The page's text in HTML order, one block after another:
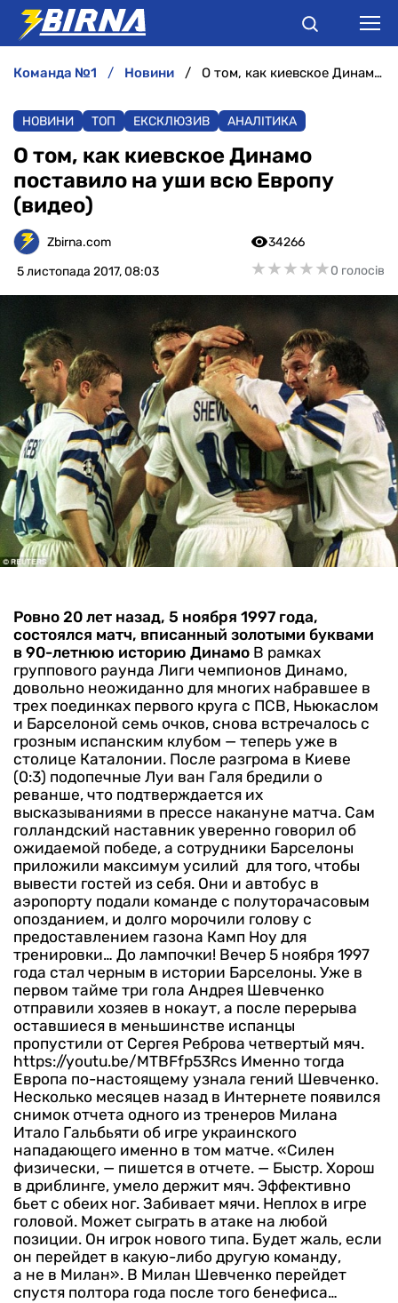
АНАЛІТИКА
ІНТЕРВ'Ю
РІЗНЕ
БУКМЕКЕРИ
команда №1 новини О том, как киевское Динамо поставило на уши всю Европу (видео)
НОВИНИ ТОП ЕКСКЛЮЗИВ АНАЛІТИКА
О том, как киевское Динамо
поставило на уши всю Европу
(видео)
Zbirna.com
5 листопада 2017, 08:03
34266
★★★★★
★★★★★0 голосів
Ровно 20 лет назад, 5 ноября 1997 года,
состоялся матч, вписанный золотыми буквами
в 90-летнюю историю Динамо В рамках
группового раунда Лиги чемпионов Динамо,
довольно неожиданно для многих набравшее в
трех поединках первого круга с ПСВ, Ньюкаслом
и Барселоной семь очков, снова встречалось с
грозным испанским клубом — теперь уже в
столице Каталонии. После разгрома в Киеве
(0:3) подопечные Луи ван Галя бредили о
реванше, что подтверждается их
высказываниями в прессе накануне матча. Сам
голландский наставник уверенно говорил об
ожидаемой победе, а сотрудники Барселоны
приложили максимум усилий для того, чтобы
вывести гостей из себя. Они и автобус в
аэропорту подали команде с полуторачасовым
опозданием, и долго морочили голову с
предоставлением газона Камп Ноу для
тренировки… До лампочки! Вечер 5 ноября 1997
года стал черным в истории Барселоны. Уже в
первом тайме три гола Андрея Шевченко
отправили хозяев в нокаут, а после перерыва
оставшиеся в меньшинстве испанцы
пропустили от Сергея Реброва четвертый мяч.
https://youtu.be/MTBFfp53Rcs Именно тогда
Европа по-настоящему узнала гений Шевченко.
Несколько месяцев назад в Интернете появился
снимок отчета одного из тренеров Милана
Итало Гальбьяти об игре украинского
нападающего именно в том матче. «Силен
физически, — пишется в отчете. — Быстр. Хорош
в дриблинге, умело держит мяч. Эффективно
бьет с обеих ног. Забивает мячи. Неплох в игре
головой. Может сыграть в атаке на любой
позиции. Он игрок нового типа. Будет жаль, если
он перейдет в какую-либо другую команду,
а не в Милан». В Милан Шевченко перейдет
спустя полтора года после того бенефиса…